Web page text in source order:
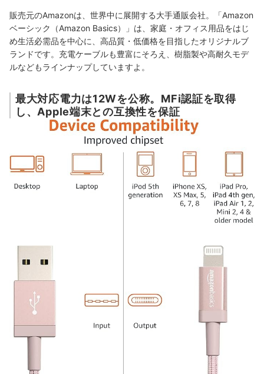
販売元のAmazonは、世界中に展開する大手通販会社。「Amazon
ベーシック（Amazon Basics）」は、家庭・オフィス用品をはじ
め生活必需品を中心に、高品質・低価格を目指したオリジナルブ
ランドです。充電ケーブルも豊富にそろえ、樹脂製や高耐久モデ
ルなどもラインナップしていますよ。
最大対応電力は12Wを公称。MFi認証を取得
し、Apple端末との互換性を保証